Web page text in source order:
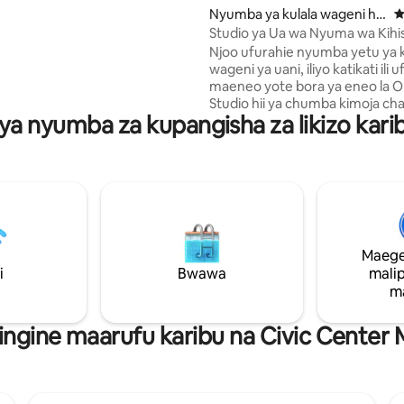
Nyumba ya kulala wageni hu
ko Oklahoma City
Studio ya Ua wa Nyuma wa
Njano
Njoo ufurahie nyumba yetu ya
wageni ya uani, iliyo katikati ili
maeneo yote bora ya eneo la
Studio hii ya chumba kimoja
(futi za mraba 250) imebuniwa
uangalifu ili kufikiria yote
kulala wageni iko nyuma ya
inayotoa usalama zaidi. Tunakaa kwenye
nyumba kuu na ua wa nyuma. Tuna
Great Dane (Winston)
ambaye ana tabia nzuri na
nyumba za kupangisha za likizo
Bwawa
maarufu karibu na Civic Center